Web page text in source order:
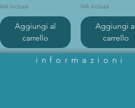
IVA inclusa
Aggiungi al
carrello
IVA inclusa
Aggiungi al
carrello
informazioni